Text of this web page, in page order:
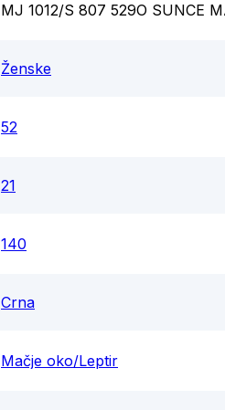
MJ 1012/S 807 529O SUNCE
Ženske
52
21
140
Crna
Mačje oko/Leptir